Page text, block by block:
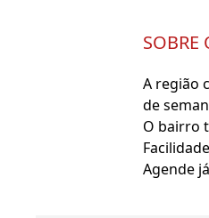
A região
de
O bairro
Agende